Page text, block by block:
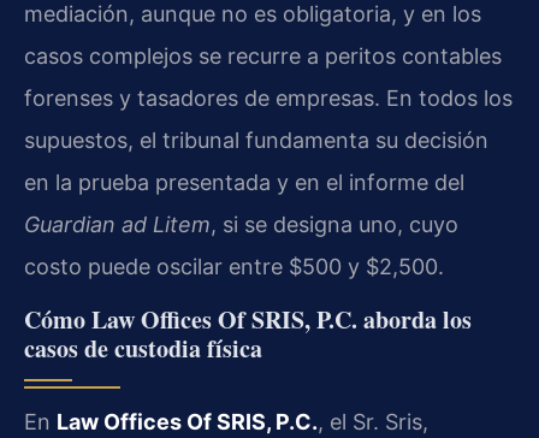
mediación, aunque no es obligatoria, y en los
casos complejos se recurre a peritos contables
forenses y tasadores de empresas. En todos los
supuestos, el tribunal fundamenta su decisión
en la prueba presentada y en el informe del
Guardian ad Litem, si se designa uno, cuyo
costo puede oscilar entre $500 y $2,500.
Cómo Law Offices Of SRIS, P.C. aborda los
casos de custodia física
En Law Offices Of SRIS, P.C., el Sr. Sris,